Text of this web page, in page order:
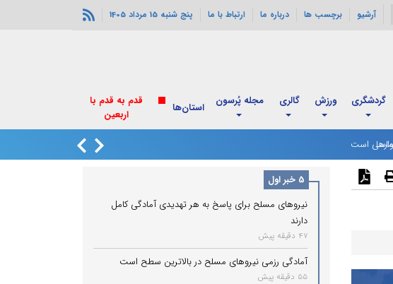
آرشیو برچسب ها درباره ما ارتباط با ما پنج شنبه 15 مرداد 1405
گردشگری ورزش گالری مجله پُرسون استان‌ها
است
5 خبر اول
نیروهای مسلح برای پاسخ به هر تهدیدی آمادگی کامل
دارند
47 دقیقه پیش
آمادگی رزمی نیروهای مسلح در بالاترین سطح است
55 دقیقه پیش